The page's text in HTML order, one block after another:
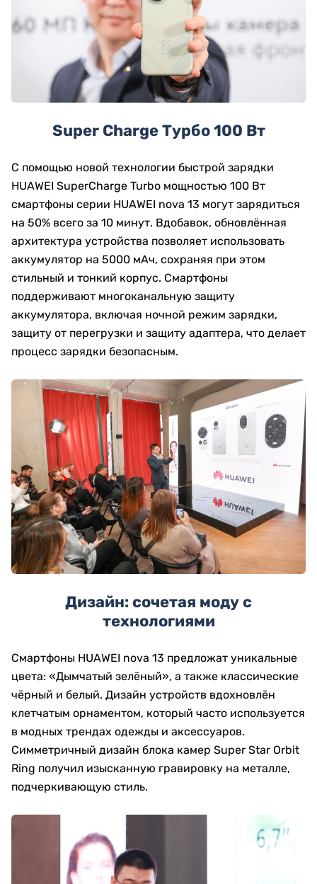
Super Charge Турбо 100 Вт
С помощью новой технологии быстрой зарядки
HUAWEI SuperCharge Turbo мощностью 100 Вт
смартфоны серии HUAWEI nova 13 могут зарядиться
на 50% всего за 10 минут. Вдобавок, обновлённая
архитектура устройства позволяет использовать
аккумулятор на 5000 мАч, сохраняя при этом
стильный и тонкий корпус. Смартфоны
поддерживают многоканальную защиту
аккумулятора, включая ночной режим зарядки,
защиту от перегрузки и защиту адаптера, что делает
процесс зарядки безопасным.
Дизайн: сочетая моду с
технологиями
Смартфоны HUAWEI nova 13 предложат уникальные
цвета: «Дымчатый зелёный», а также классические
чёрный и белый. Дизайн устройств вдохновлён
клетчатым орнаментом, который часто используется
в модных трендах одежды и аксессуаров.
Симметричный дизайн блока камер Super Star Orbit
Ring получил изысканную гравировку на металле,
подчеркивающую стиль.